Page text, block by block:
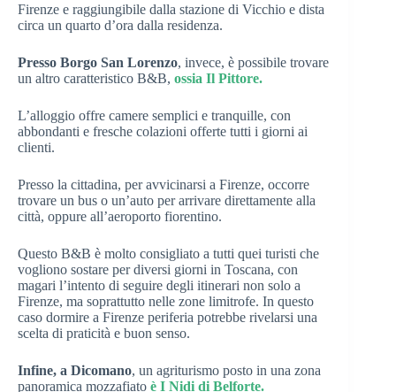
Firenze e raggiungibile dalla stazione di Vicchio e dista
circa un quarto d’ora dalla residenza.
Presso Borgo San Lorenzo, invece, è possibile trovare
un altro caratteristico B&B, ossia Il Pittore.
L’alloggio offre camere semplici e tranquille, con
abbondanti e fresche colazioni offerte tutti i giorni ai
clienti.
Presso la cittadina, per avvicinarsi a Firenze, occorre
trovare un bus o un’auto per arrivare direttamente alla
città, oppure all’aeroporto fiorentino.
Questo B&B è molto consigliato a tutti quei turisti che
vogliono sostare per diversi giorni in Toscana, con
magari l’intento di seguire degli itinerari non solo a
Firenze, ma soprattutto nelle zone limitrofe. In questo
caso dormire a Firenze periferia potrebbe rivelarsi una
scelta di praticità e buon senso.
Infine, a Dicomano, un agriturismo posto in una zona
panoramica mozzafiato è I Nidi di Belforte.